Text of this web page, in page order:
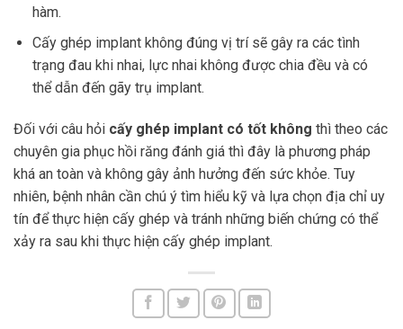
hàm.
Cấy ghép implant không đúng vị trí sẽ gây ra các tình
trạng đau khi nhai, lực nhai không được chia đều và có
thể dẫn đến gãy trụ implant.
Đối với câu hỏi cấy ghép implant có tốt không thì theo các
chuyên gia phục hồi răng đánh giá thì đây là phương pháp
khá an toàn và không gây ảnh hưởng đến sức khỏe. Tuy
nhiên, bệnh nhân cần chú ý tìm hiểu kỹ và lựa chọn địa chỉ uy
tín để thực hiện cấy ghép và tránh những biến chứng có thể
xảy ra sau khi thực hiện cấy ghép implant.